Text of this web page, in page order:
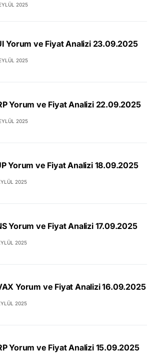
2025
Yorum ve Fiyat Analizi 23.09.2025
2025
Yorum ve Fiyat Analizi 22.09.2025
2025
Yorum ve Fiyat Analizi 18.09.2025
2025
Yorum ve Fiyat Analizi 17.09.2025
2025
Yorum ve Fiyat Analizi 16.09.2025
2025
Yorum ve Fiyat Analizi 15.09.2025